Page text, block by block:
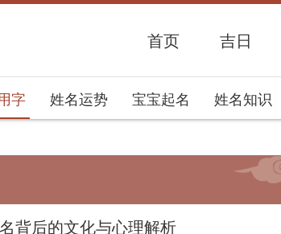
首页 吉日
字 姓名运势 宝宝起名 姓名知识
背后的文化与心理解析